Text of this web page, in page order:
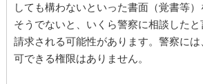
しても構わないといった書面（覚書等）
そうでないと、いくら警察に相談した
請求される可能性があります。警察に
可できる権限はありません。